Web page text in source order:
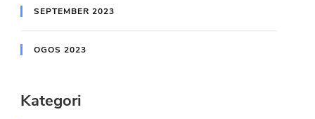
SEPTEMBER 2023
OGOS 2023
Kategori